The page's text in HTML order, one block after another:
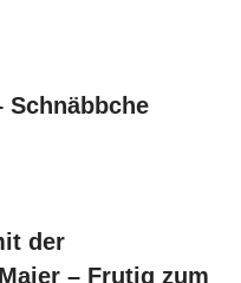
Schnäbbche
der
– Frutig zum